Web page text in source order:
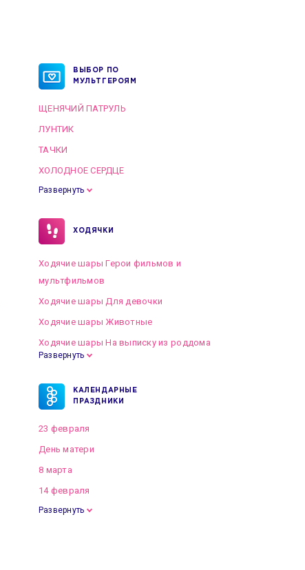
ВЫБОР ПО
МУЛЬТГЕРОЯМ
ЩЕНЯЧИЙ ПАТРУЛЬ
ЛУНТИК
ТАЧКИ
ХОЛОДНОЕ СЕРДЦЕ
Развернуть
ХОДЯЧКИ
Ходячие шары Герои фильмов и
мультфильмов
Ходячие шары Для девочки
Ходячие шары Животные
Ходячие шары На выписку из роддома
Развернуть
КАЛЕНДАРНЫЕ
ПРАЗДНИКИ
23 февраля
День матери
8 марта
14 февраля
Развернуть